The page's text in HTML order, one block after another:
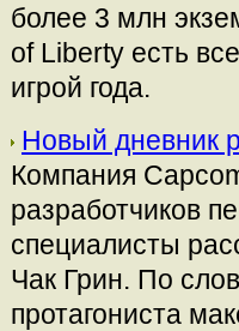
более 3 млн
of Liberty есть
игрой года.
Новый дневник
Компания
разработчиков
специалисты
Чак Грин. По
протагониста